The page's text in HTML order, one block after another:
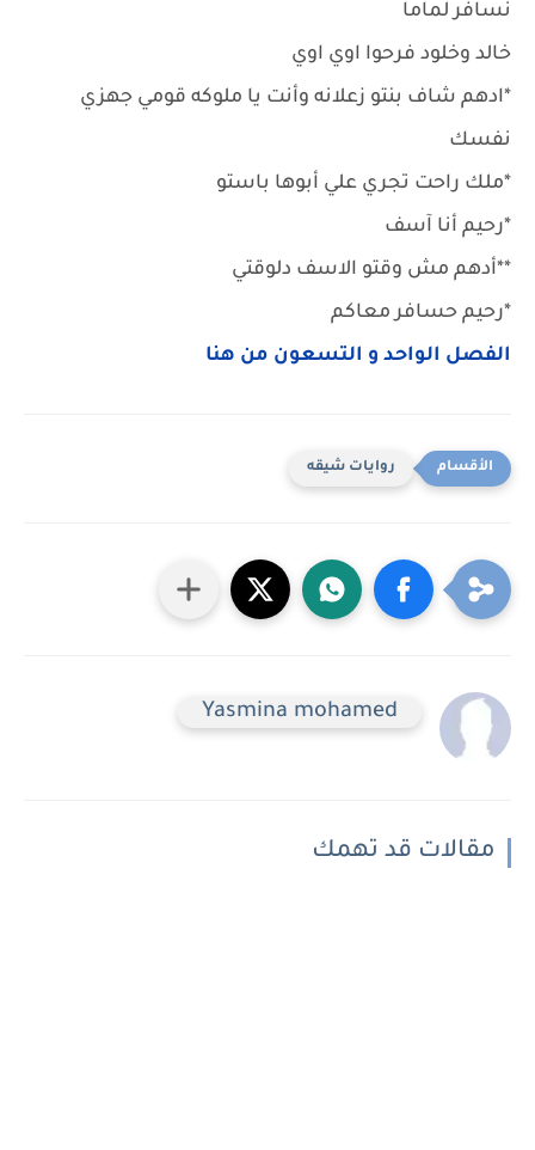
نسافر لماما
خالد وخلود فرحوا اوي اوي
*ادهم شاف بنتو زعلانه وأنت يا ملوكه قومي جهزي
نفسك
*ملك راحت تجري علي أبوها باستو
*رحيم أنا آسف
**أدهم مش وقتو الاسف دلوقتي
*رحيم حسافر معاكم
الفصل الواحد و التسعون من هنا
روايات شيقه
Yasmina mohamed
مقالات قد تهمك